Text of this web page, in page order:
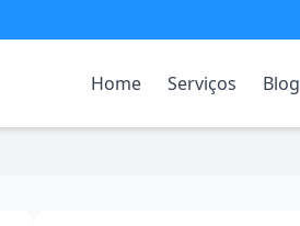
Home Serviços Blog